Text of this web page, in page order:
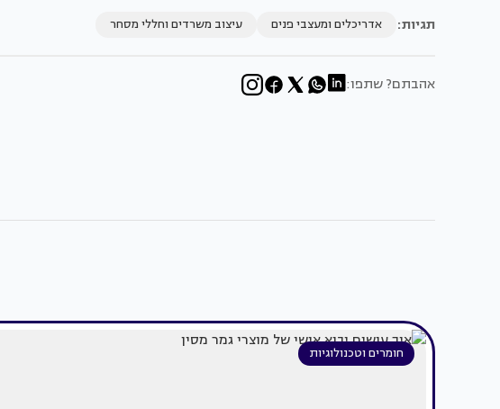
תגיות: אדריכלים ומעצבי פנים עיצוב משרדים וחללי מסחר
אהבתם? שתפו:
חומרים וטכנולוגיות